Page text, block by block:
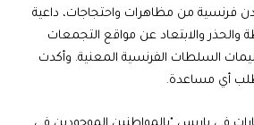
فرنسية من مظاهرات واحتجاجات، داعية
والحذر والابتعاد عن مواقع التجمعات
السلطات الفرنسية المعنية. ‏وأكدت
أي مساعدة.